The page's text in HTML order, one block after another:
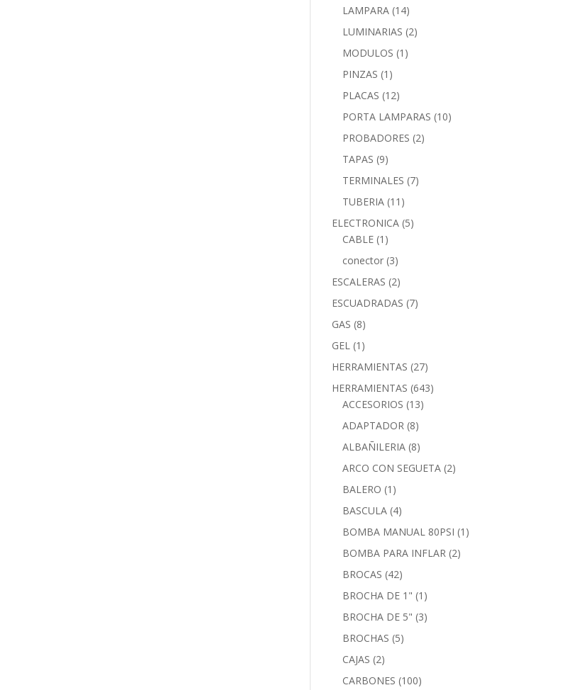
LAMPARA (14)
LUMINARIAS (2)
MODULOS (1)
PINZAS (1)
PLACAS (12)
PORTA LAMPARAS (10)
PROBADORES (2)
TAPAS (9)
TERMINALES (7)
TUBERIA (11)
ELECTRONICA (5)
CABLE (1)
conector (3)
ESCALERAS (2)
ESCUADRADAS (7)
GAS (8)
GEL (1)
HERRAMIENTAS (27)
HERRAMIENTAS (643)
ACCESORIOS (13)
ADAPTADOR (8)
ALBAÑILERIA (8)
ARCO CON SEGUETA (2)
BALERO (1)
BASCULA (4)
BOMBA MANUAL 80PSI (1)
BOMBA PARA INFLAR (2)
BROCAS (42)
BROCHA DE 1" (1)
BROCHA DE 5" (3)
BROCHAS (5)
CAJAS (2)
CARBONES (100)